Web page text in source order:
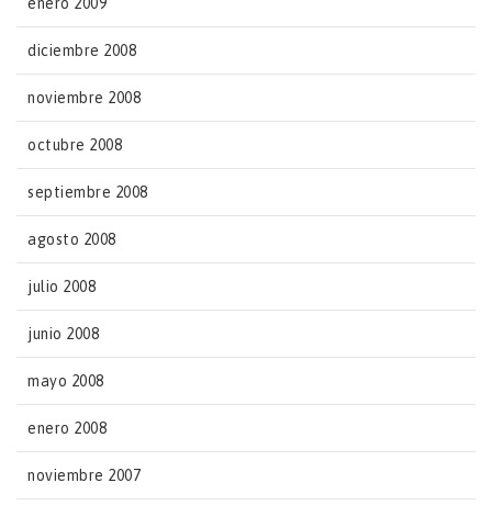
enero 2009
diciembre 2008
noviembre 2008
octubre 2008
septiembre 2008
agosto 2008
julio 2008
junio 2008
mayo 2008
enero 2008
noviembre 2007